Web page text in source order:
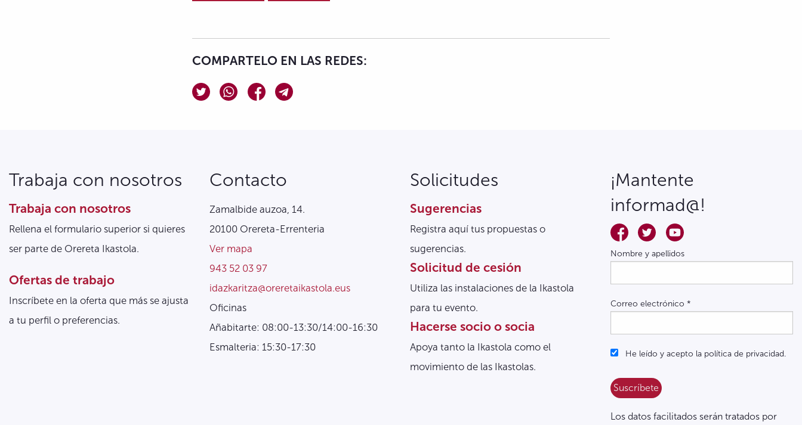
COMPARTELO EN LAS REDES:
Trabaja con nosotros
Trabaja con nosotros
Rellena el formulario superior si quieres
ser parte de Orereta Ikastola.
Ofertas de trabajo
Inscríbete en la oferta que más se ajusta
a tu perfil o preferencias.
Contacto
Zamalbide auzoa, 14.
20100 Orereta-Errenteria
Ver mapa
943 52 03 97
idazkaritza@oreretaikastola.eus
Oficinas
Añabitarte: 08:00-13:30/14:00-16:30
Esmalteria: 15:30-17:30
Solicitudes
Sugerencias
Registra aquí tus propuestas o
sugerencias.
Solicitud de cesión
Utiliza las instalaciones de la Ikastola
para tu evento.
Hacerse socio o socia
Apoya tanto la Ikastola como el
movimiento de las Ikastolas.
¡Mantente
informad@!
Nombre y apellidos
Correo electrónico *
He leído y acepto la política de privacidad.
Los datos facilitados serán tratados por